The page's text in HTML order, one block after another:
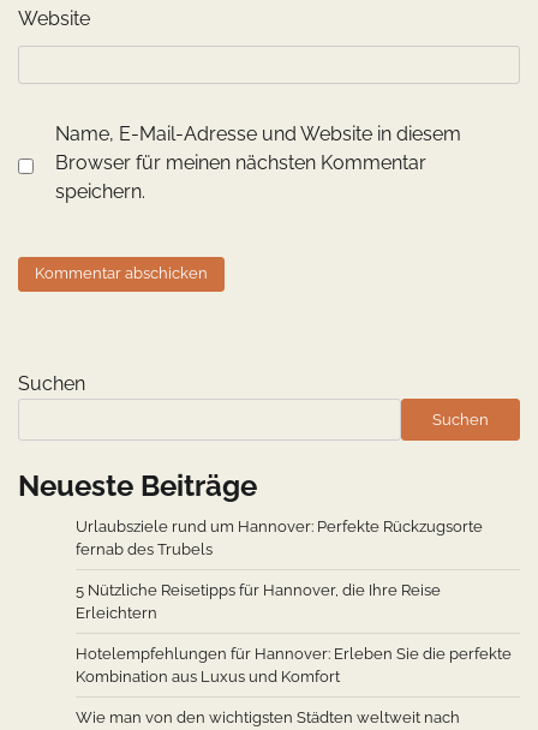
Website
Name, E-Mail-Adresse und Website in diesem
Browser für meinen nächsten Kommentar
speichern.
Suchen
Suchen
Neueste Beiträge
Urlaubsziele rund um Hannover: Perfekte Rückzugsorte
fernab des Trubels
5 Nützliche Reisetipps für Hannover, die Ihre Reise
Erleichtern
Hotelempfehlungen für Hannover: Erleben Sie die perfekte
Kombination aus Luxus und Komfort
Wie man von den wichtigsten Städten weltweit nach